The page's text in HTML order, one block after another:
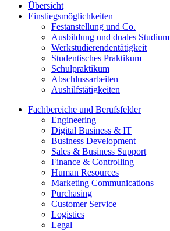
Übersicht
Einstiegsmöglichkeiten
Festanstellung und Co.
Ausbildung und duales Studium
Werkstudierendentätigkeit
Studentisches Praktikum
Schulpraktikum
Abschlussarbeiten
Aushilfstätigkeiten
Fachbereiche und Berufsfelder
Engineering
Digital Business & IT
Business Development
Sales & Business Support
Finance & Controlling
Human Resources
Marketing Communications
Purchasing
Customer Service
Logistics
Legal